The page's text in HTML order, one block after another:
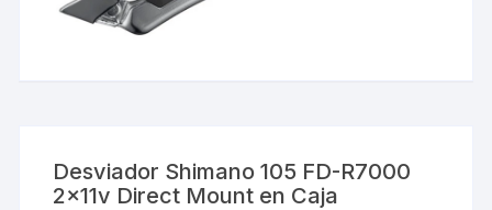
Desviador Shimano 105 FD-R7000
2x11v Direct Mount en Caja